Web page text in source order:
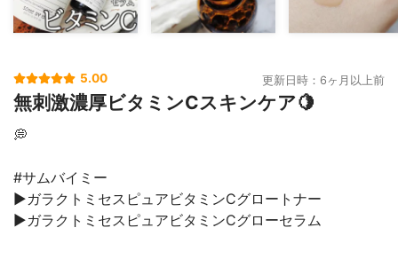
5.00 更新日時：6ヶ月以上前
無刺激濃厚ビタミンCスキンケア🍋
💭
#サムバイミー
▶ガラクトミセスピュアビタミンCグロートナー
▶ガラクトミセスピュアビタミンCグローセラム